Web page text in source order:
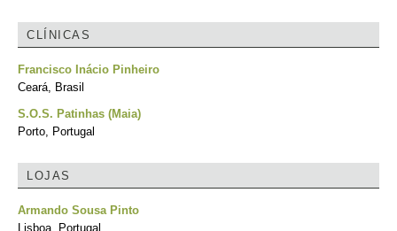
CLÍNICAS
Francisco Inácio Pinheiro
Ceará, Brasil
S.O.S. Patinhas (Maia)
Porto, Portugal
LOJAS
Armando Sousa Pinto
Lisboa, Portugal